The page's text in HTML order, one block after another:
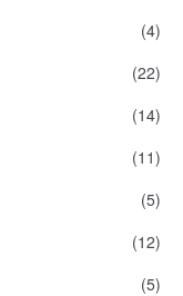
(4)
(22)
(14)
(11)
(5)
(12)
(5)